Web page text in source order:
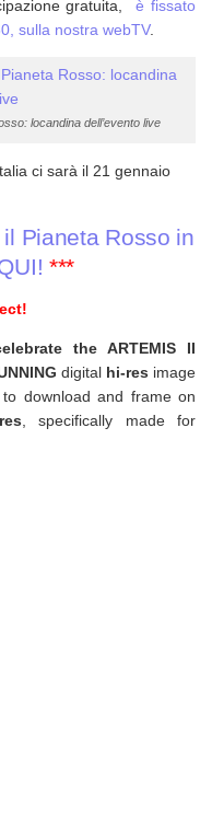
gratuita,è fissato
sulla nostra webTV.
locandina dell’evento live
ci sarà il 21 gennaio
Pianeta Rosso in
***
the ARTEMIS II
digital hi-res image
to download and frame on
, specifically made for